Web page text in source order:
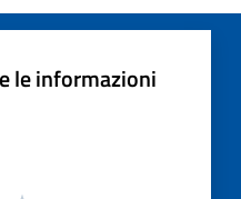
le informazioni